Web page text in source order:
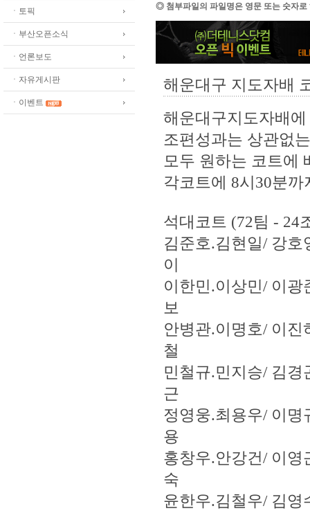
ㆍ토픽
ㆍ부산오픈소식
ㆍ언론보도
ㆍ자유게시판
ㆍ이벤트
◎ 첨부파일의 파일명은 영문 또는 숫자로
해운대구 지도자배
해운대구지도자배
조편성과는 상관없
모두 원하는 코트에
각코트에 8시30분
석대코트 (72팀 - 24
김준호.김현일/ 강
이
이한민.이상민/ 이
보
안병관.이명호/ 이
철
민철규.민지승/ 김
근
정영웅.최용우/ 이명
용
홍창우.안강건/ 이영
숙
윤한우.김철우/ 김영